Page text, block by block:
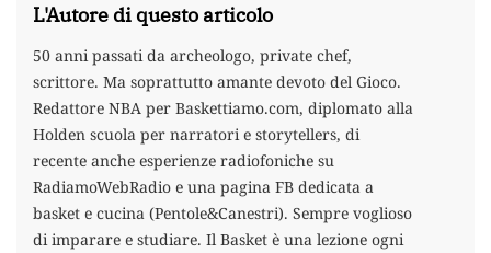
L'Autore di questo articolo
50 anni passati da archeologo, private chef,
scrittore. Ma soprattutto amante devoto del Gioco.
Redattore NBA per Baskettiamo.com, diplomato alla
Holden scuola per narratori e storytellers, di
recente anche esperienze radiofoniche su
RadiamoWebRadio e una pagina FB dedicata a
basket e cucina (Pentole&Canestri). Sempre voglioso
di imparare e studiare. Il Basket è una lezione ogni